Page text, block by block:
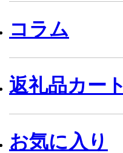
コラム
返礼品カート
お気に入り